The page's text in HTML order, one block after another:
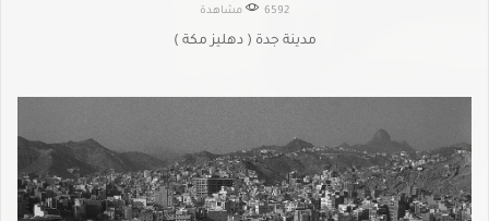
6592 مشاهدة
مدينة جدة ( دهليز مكة )